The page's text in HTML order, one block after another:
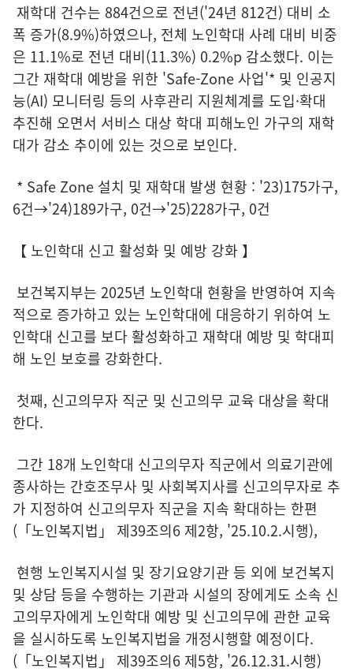
재학대 건수는 884건으로 전년('24년 812건) 대비 소
폭 증가(8.9%)하였으나, 전체 노인학대 사례 대비 비중
은 11.1%로 전년 대비(11.3%) 0.2%p 감소했다. 이는
그간 재학대 예방을 위한 'Safe-Zone 사업'* 및 인공지
능(AI) 모니터링 등의 사후관리 지원체계를 도입·확대
추진해 오면서 서비스 대상 학대 피해노인 가구의 재학
대가 감소 추이에 있는 것으로 보인다.
* Safe Zone 설치 및 재학대 발생 현황 : '23)175가구,
6건→'24)189가구, 0건→'25)228가구, 0건
【 노인학대 신고 활성화 및 예방 강화 】
보건복지부는 2025년 노인학대 현황을 반영하여 지속
적으로 증가하고 있는 노인학대에 대응하기 위하여 노
인학대 신고를 보다 활성화하고 재학대 예방 및 학대피
해 노인 보호를 강화한다.
첫째, 신고의무자 직군 및 신고의무 교육 대상을 확대
한다.
그간 18개 노인학대 신고의무자 직군에서 의료기관에
종사하는 간호조무사 및 사회복지사를 신고의무자로 추
가 지정하여 신고의무자 직군을 지속 확대하는 한편
(「노인복지법」 제39조의6 제2항, '25.10.2.시행),
현행 노인복지시설 및 장기요양기관 등 외에 보건복지
및 상담 등을 수행하는 기관과 시설의 장에게도 소속 신
고의무자에게 노인학대 예방 및 신고의무에 관한 교육
을 실시하도록 노인복지법을 개정시행할 예정이다.
(「노인복지법」 제39조의6 제5항, '26.12.31.시행)